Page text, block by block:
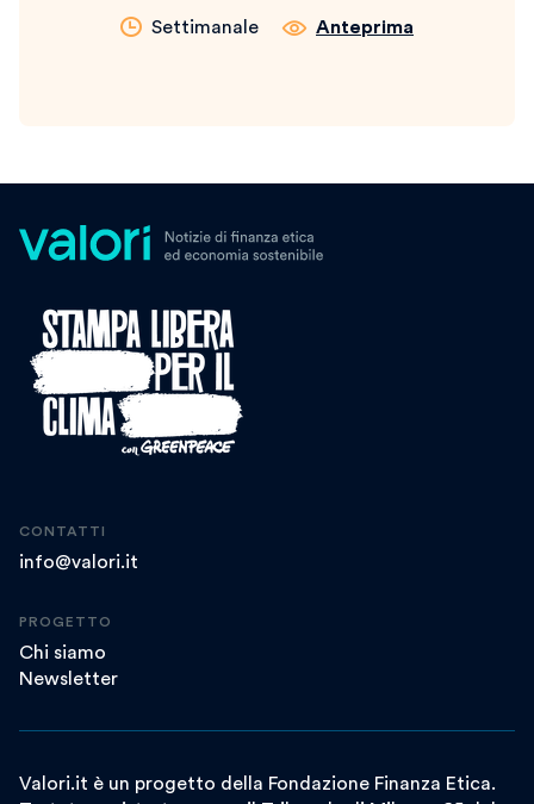
Settimanale Anteprima
CONTATTI
info@valori.it
PROGETTO
Chi siamo
Newsletter
Valori.it è un progetto della Fondazione Finanza Etica.